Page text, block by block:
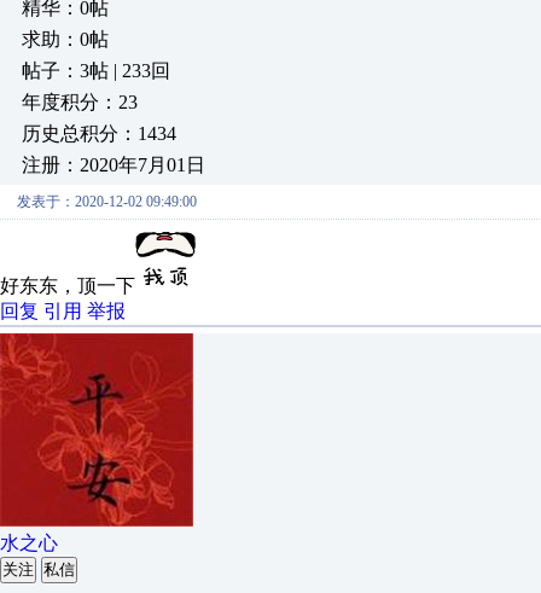
精华：0帖
求助：0帖
帖子：3帖 | 233回
年度积分：23
历史总积分：1434
注册：2020年7月01日
发表于：2020-12-02 09:49:00
好东东，顶一下
回复 引用 举报
水之心
关注 私信